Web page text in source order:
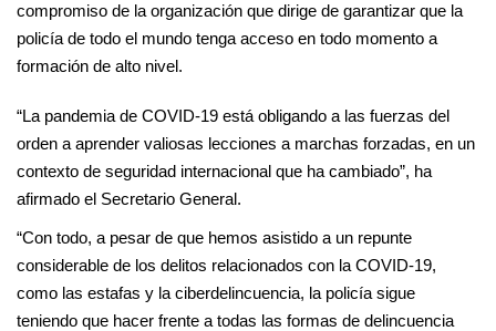
compromiso de la organización que dirige de garantizar que la
policía de todo el mundo tenga acceso en todo momento a
formación de alto nivel.
“La pandemia de COVID-19 está obligando a las fuerzas del
orden a aprender valiosas lecciones a marchas forzadas, en un
contexto de seguridad internacional que ha cambiado”, ha
afirmado el Secretario General.
“Con todo, a pesar de que hemos asistido a un repunte
considerable de los delitos relacionados con la COVID-19,
como las estafas y la ciberdelincuencia, la policía sigue
teniendo que hacer frente a todas las formas de delincuencia